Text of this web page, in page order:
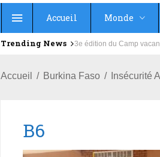
Accueil Monde
Trending News Education : la fédération
Accueil Burkina Faso Insécurité
B6